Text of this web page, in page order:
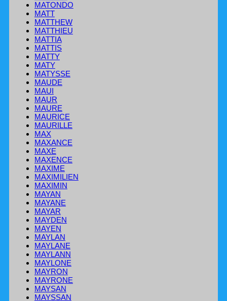
MATONDO
MATT
MATTHEW
MATTHIEU
MATTIA
MATTIS
MATTY
MATY
MATYSSE
MAUDE
MAUI
MAUR
MAURE
MAURICE
MAURILLE
MAX
MAXANCE
MAXE
MAXENCE
MAXIME
MAXIMILIEN
MAXIMIN
MAYAN
MAYANE
MAYAR
MAYDEN
MAYEN
MAYLAN
MAYLANE
MAYLANN
MAYLONE
MAYRON
MAYRONE
MAYSAN
MAYSSAN